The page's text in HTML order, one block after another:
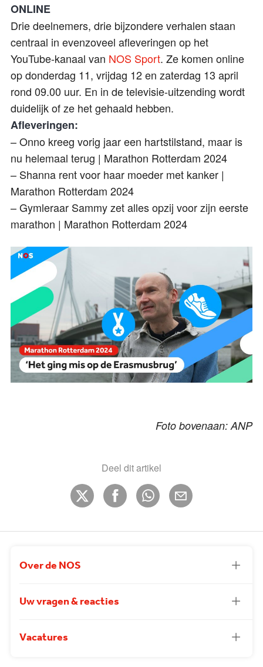
ONLINE
Drie deelnemers, drie bijzondere verhalen staan
centraal in evenzoveel afleveringen op het
YouTube-kanaal van NOS Sport. Ze komen online
op donderdag 11, vrijdag 12 en zaterdag 13 april
rond 09.00 uur. En in de televisie-uitzending wordt
duidelijk of ze het gehaald hebben.
Afleveringen:
– Onno kreeg vorig jaar een hartstilstand, maar is
nu helemaal terug | Marathon Rotterdam 2024
– Shanna rent voor haar moeder met kanker |
Marathon Rotterdam 2024
– Gymleraar Sammy zet alles opzij voor zijn eerste
marathon | Marathon Rotterdam 2024
Foto bovenaan: ANP
Deel dit artikel
Over de NOS
Uw vragen & reacties
Vacatures